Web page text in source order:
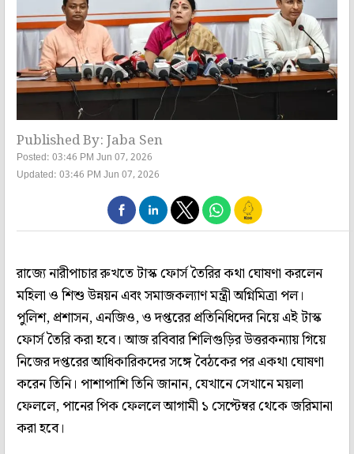
Published By: Jaba Sen
Posted: 03:46 PM Jun 07, 2026
Updated: 03:46 PM Jun 07, 2026
রাজ্যে নারীপাচার রুখতে টাস্ক ফোর্স তৈরির কথা ঘোষণা করলেন
মহিলা ও শিশু উন্নয়ন এবং সমাজকল্যাণ মন্ত্রী অগ্নিমিত্রা পল।
পুলিশ, প্রশাসন, এনজিও, ও দপ্তরের প্রতিনিধিদের নিয়ে এই টাস্ক
ফোর্স তৈরি করা হবে। আজ রবিবার শিলিগুড়ির উত্তরকন্যায় গিয়ে
নিজের দপ্তরের আধিকারিকদের সঙ্গে বৈঠকের পর একথা ঘোষণা
করেন তিনি। পাশাপাশি তিনি জানান, যেখানে সেখানে ময়লা
ফেললে, পানের পিক ফেললে আগামী ১ সেপ্টেম্বর থেকে জরিমানা
করা হবে।